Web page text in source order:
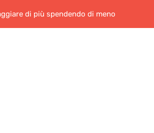
di più spendendo di meno